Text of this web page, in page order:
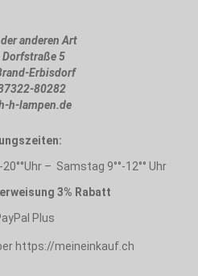
anderen Art
Dorfstraße 5
Erbisdorf
80282
h-lampen.de
– Samstag 9°°-12°° Uhr
3% Rabatt